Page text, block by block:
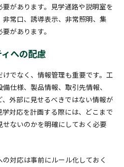
があります。見学通路や説明室を
常口、誘導表示、非常照明、集
があります。
への配慮
でなく、情報管理も重要です。工
仕様、製品情報、取引先情報、
外部に見せるべきではない情報が
対応を計画する際には、どこまで
ないのかを明確にしておく必要
対応は事前にルール化しておく